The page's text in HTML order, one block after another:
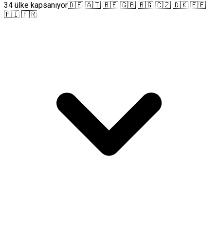
34 ülke kapsanıyor🇩🇪 🇦🇹 🇧🇪 🇬🇧 🇧🇬 🇨🇿 🇩🇰 🇪🇪
🇫🇮 🇫🇷